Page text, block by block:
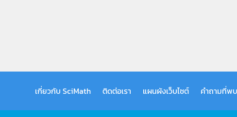
เกี่ยวกับ SciMath ติดต่อเรา แผนผังเว็บไซต์ คำถามที่พ